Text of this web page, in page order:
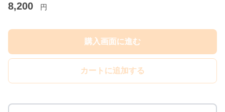
8,200 円
購入画面に進む
カートに追加する